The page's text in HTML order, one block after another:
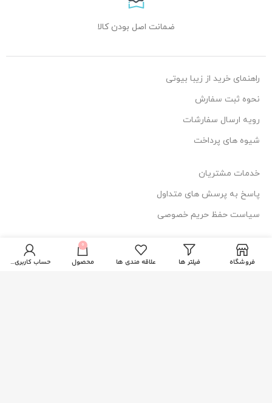
ضمانت اصل بودن کالا
راهنمای خرید از زیبا بیوتی
نحوه ثبت سفارش
رویه ارسال سفارشات
شیوه های پرداخت
خدمات مشتریان
پاسخ به پرسش های متداول
سیاست حفظ حریم خصوصی
اطلاعات تماس
آدرس: قم، فلکه دستغیب، ساختمان امیر
فروشگاه فیلتر ها علاقه مندی ها
0
محصول حساب کاربری من